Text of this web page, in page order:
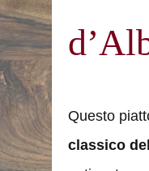
Questo
classico